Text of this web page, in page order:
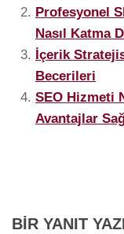
Profesyonel
Nasıl Katma
İçerik
Becerileri
SEO Hizmeti
Avantajlar
BIR YANIT